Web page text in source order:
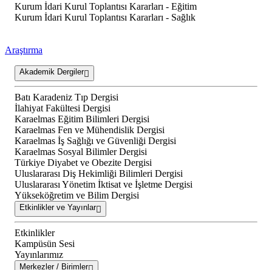
Kurum İdari Kurul Toplantısı Kararları - Eğitim
Kurum İdari Kurul Toplantısı Kararları - Sağlık
Araştırma
Akademik Dergiler
Batı Karadeniz Tıp Dergisi
İlahiyat Fakültesi Dergisi
Karaelmas Eğitim Bilimleri Dergisi
Karaelmas Fen ve Mühendislik Dergisi
Karaelmas İş Sağlığı ve Güvenliği Dergisi
Karaelmas Sosyal Bilimler Dergisi
Türkiye Diyabet ve Obezite Dergisi
Uluslararası Diş Hekimliği Bilimleri Dergisi
Uluslararası Yönetim İktisat ve İşletme Dergisi
Yükseköğretim ve Bilim Dergisi
Etkinlikler ve Yayınlar
Etkinlikler
Kampüsün Sesi
Yayınlarımız
Merkezler / Birimler